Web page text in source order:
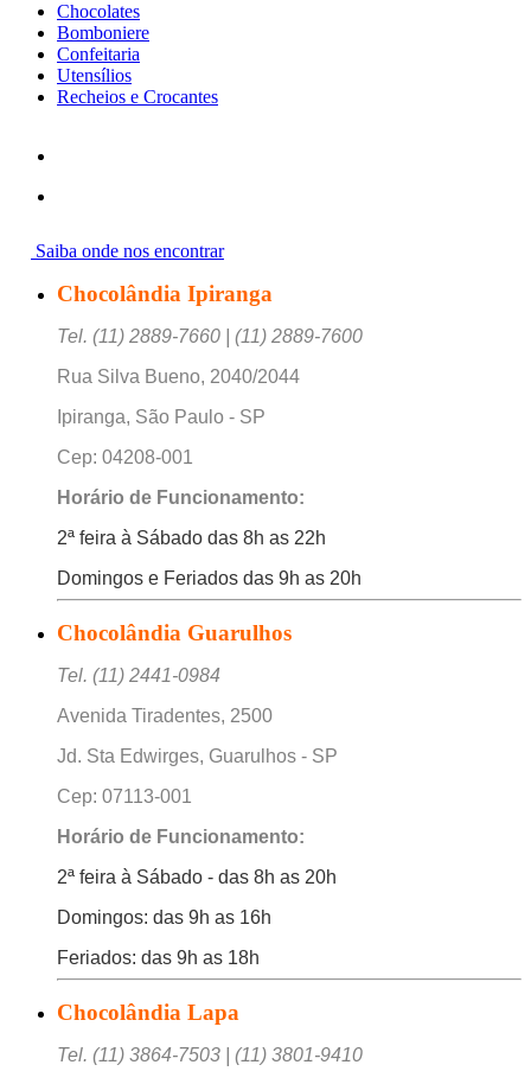
Chocolates
Bomboniere
Confeitaria
Utensílios
Recheios e Crocantes
Saiba onde nos encontrar
Chocolândia Ipiranga
Tel. (11) 2889-7660 | (11) 2889-7600
Rua Silva Bueno, 2040/2044
Ipiranga, São Paulo - SP
Cep: 04208-001
Horário de Funcionamento:
2ª feira à Sábado das 8h as 22h
Domingos e Feriados das 9h as 20h
Chocolândia Guarulhos
Tel. (11) 2441-0984
Avenida Tiradentes, 2500
Jd. Sta Edwirges, Guarulhos - SP
Cep: 07113-001
Horário de Funcionamento:
2ª feira à Sábado - das 8h as 20h
Domingos: das 9h as 16h
Feriados: das 9h as 18h
Chocolândia Lapa
Tel. (11) 3864-7503 | (11) 3801-9410